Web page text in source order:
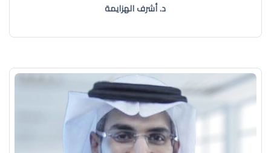
د. أشرف الهزايمة